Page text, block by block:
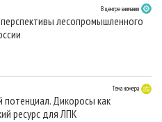
В центре внимания
лесопромышленного
Тема номера
потенциал. Дикоросы как
ресурс для ЛПК